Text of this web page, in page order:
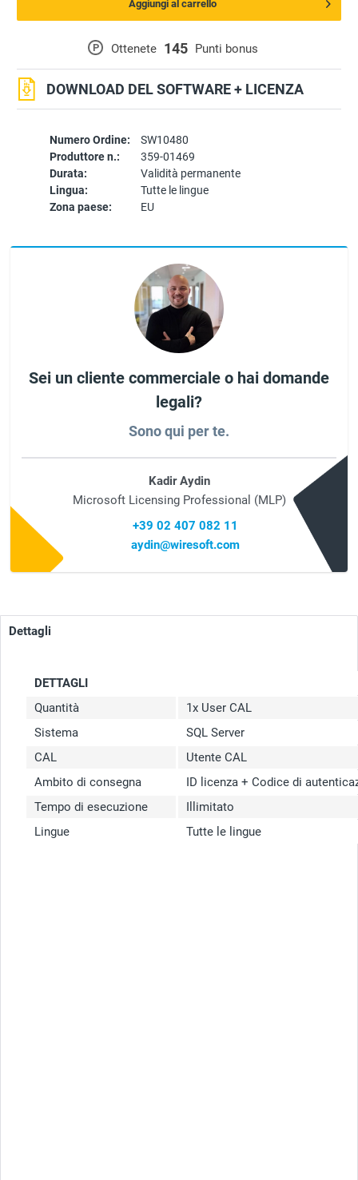
Numero Ordine:
SW10480
Produttore n.:
359-01469
Durata:
Validità permanente
Lingua:
Tutte le lingue
Zona paese:
EU
P Ottenete 145 Punti bonus
DOWNLOAD DEL SOFTWARE + LICENZA
Aggiungi al carrello
Sei un cliente commerciale o hai domande
legali?
Sono qui per te.
Kadir Aydin
Microsoft Licensing Professional (MLP)
+39 02 407 082 11
aydin@wiresoft.com
Dettagli
DETTAGLI
Quantità
1x User CAL
Sistema
SQL Server
CAL
Utente CAL
Ambito di consegna
ID licenza + Codice di
Tempo di esecuzione
Illimitato
Lingue
Tutte le lingue